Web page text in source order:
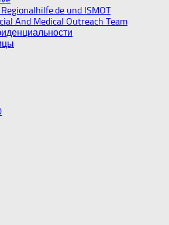
und ISMOT
And Medical Outreach Team